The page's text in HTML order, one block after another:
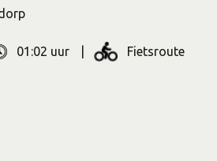
Achterhoek
01:02 uur
Soort
Fietsroute